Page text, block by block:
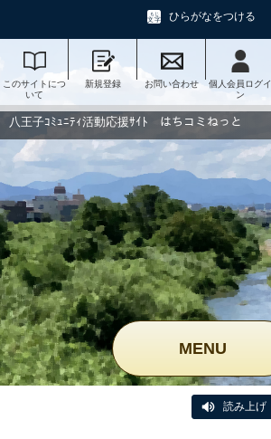
ひらがなをつける
このサイトにつ
いて
新規登録 お問い合わせ
個人会員ログイ
ン
八王子ｺﾐｭﾆﾃｨ活動応援ｻｲﾄ はちコミねっと
MENU
読み上げ